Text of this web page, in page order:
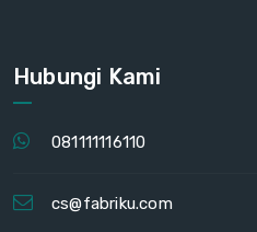
Hubungi Kami
081111116110
cs@fabriku.com